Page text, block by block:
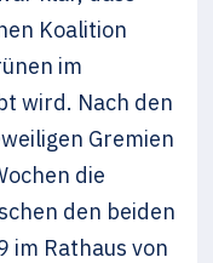
Koalition
im
wird. Nach den
Gremien
die
den beiden
im Rathaus von